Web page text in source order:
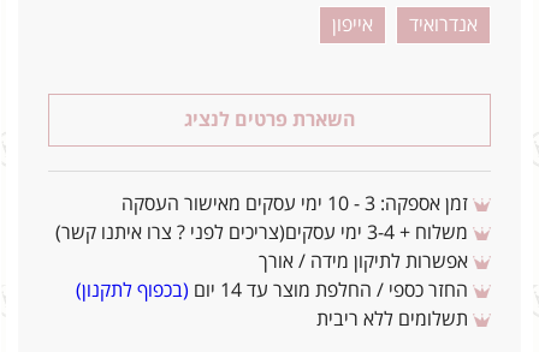
אנדרואיד
אייפון
השארת פרטים לנציג
זמן אספקה: 3 - 10 ימי עסקים מאישור העסקה
משלוח + 3-4 ימי עסקים(צריכים לפני ? צרו איתנו קשר)
אפשרות לתיקון מידה / אורך
החזר כספי / החלפת מוצר עד 14 יום
(בכפוף לתקנון)
תשלומים ללא ריבית